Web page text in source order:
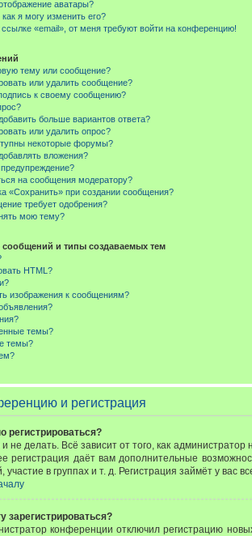
аватары?
я могу изменить его?
«email», от меня требуют войти на конференцию!
тему или сообщение?
или удалить сообщение?
к своему сообщению?
больше вариантов ответа?
или удалить опрос?
некоторые форумы?
вложения?
на сообщения модератору?
«Сохранить» при создании сообщения?
требует одобрения?
мою тему?
и типы создаваемых тем
HTML?
изображения к сообщениям?
темы?
темы?
и регистрация
регистрироваться?
не делать. Всё зависит от того, как
регистрация даёт вам дополнительные
в группах и т. д. Регистрация займёт у вас
зарегистрироваться?
конференции отключил регистрацию